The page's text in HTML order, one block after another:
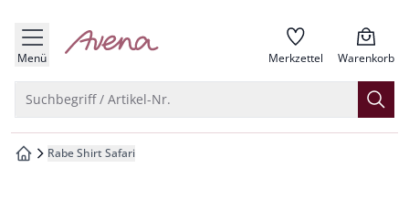
springen
springen
springen
springen
Menü zur Startseite Merkzettel Warenkorb
Suchbegriff / Artikel-Nr.
zur Startseite
Rabe Shirt Safari